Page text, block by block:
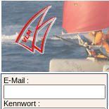
E-Mail :
Kennwort :